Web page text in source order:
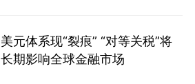
美元体系现“裂痕” “对等关税”将
长期影响全球金融市场